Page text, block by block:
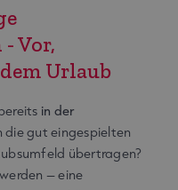
Vor,
Urlaub
in der
die gut eingespielten
übertragen?
– eine